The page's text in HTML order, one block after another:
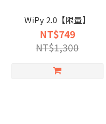
WiPy 2.0【限量】
NT$749
NT$1,300